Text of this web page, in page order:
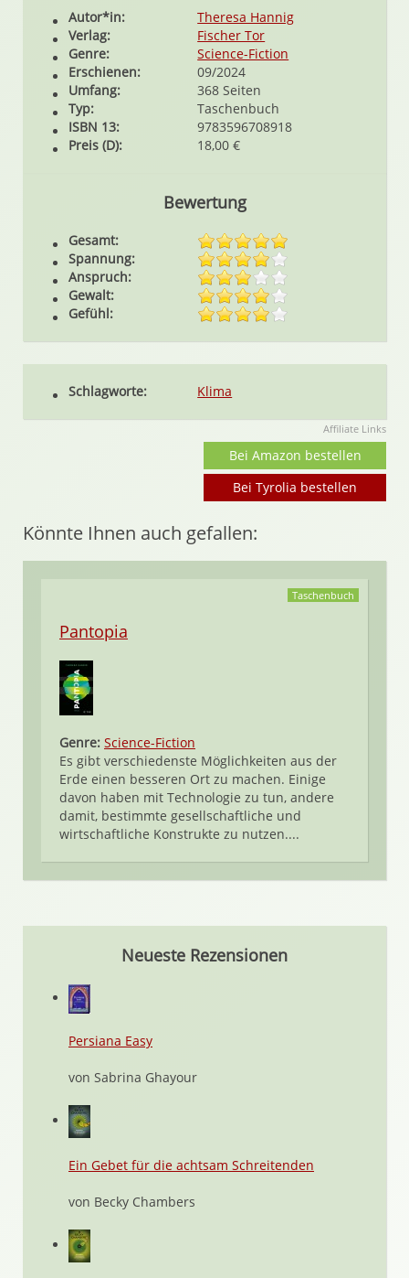
Autor*in:
Theresa Hannig
Verlag:
Fischer Tor
Genre:
Science-Fiction
Erschienen:
09/2024
Umfang:
368 Seiten
Typ:
Taschenbuch
ISBN 13:
9783596708918
Preis (D):
18,00 €
Bewertung
Gesamt:
Spannung:
Anspruch:
Gewalt:
Gefühl:
Schlagworte: Klima
Affiliate Links
Bei Amazon bestellen
Bei Tyrolia bestellen
Könnte Ihnen auch gefallen:
Taschenbuch
Pantopia
Genre: Science-Fiction
Es gibt verschiedenste Möglichkeiten aus der
Erde einen besseren Ort zu machen. Einige
davon haben mit Technologie zu tun, andere
damit, bestimmte gesellschaftliche und
wirtschaftliche Konstrukte zu nutzen....
Neueste Rezensionen
Persiana Easy
von Sabrina Ghayour
Ein Gebet für die achtsam Schreitenden
von Becky Chambers